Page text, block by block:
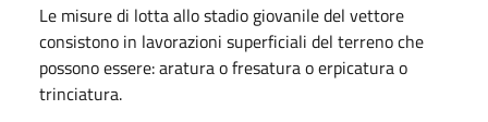
Le misure di lotta allo stadio giovanile del vettore
consistono in lavorazioni superficiali del terreno che
possono essere: aratura o fresatura o erpicatura o
trinciatura.